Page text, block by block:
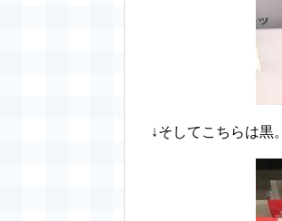
↓そしてこちらは黒。